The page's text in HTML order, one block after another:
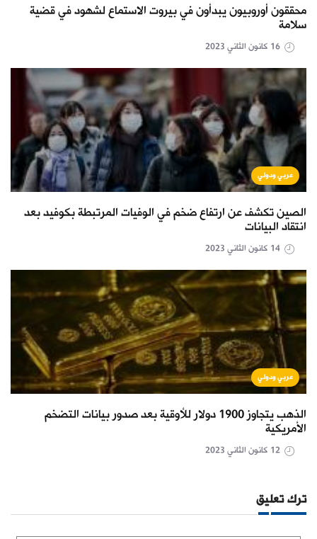
محققون أوروبيون يبدأون في بيروت الاستماع لشهود في قضية
سلامة
عربي ودولي
الصين تكشف عن ارتفاع ضخم في الوفيات المرتبطة بكوفيد بعد
انتقاد البيانات
عربي ودولي
الذهب يتجاوز 1900 دولار للأوقية بعد صدور بيانات التضخم
الأمريكية
ترك تعليق